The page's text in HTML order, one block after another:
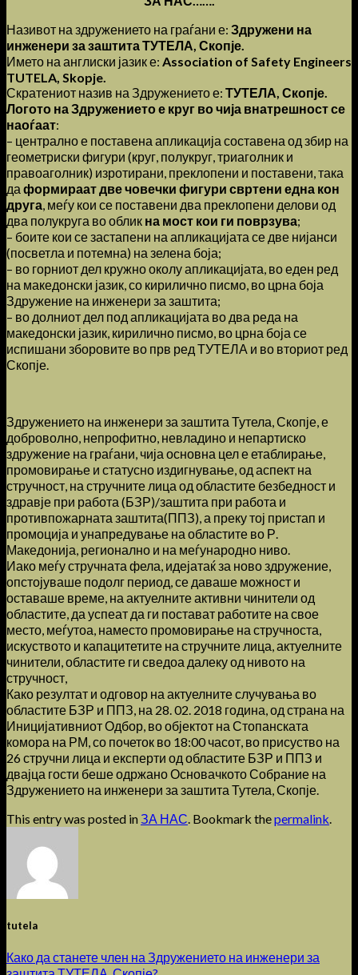
Називот на здружението на граѓани е: Здружени на
инженери за заштита ТУТЕЛА, Скопје.
Името на англиски јазик е: Association of Safety Engineers
TUTELA, Skopje.
Скратениот назив на Здружението е: ТУТЕЛА, Скопје.
Логото на Здружението е круг во чија внатрешност се
наоѓаат:
– централно е поставена апликација составена од збир на
геометриски фигури (круг, полукруг, триаголник и
правоаголник) изротирани, преклопени и поставени, така
да формираат две човечки фигури свртени една кон
друга, меѓу кои се поставени два преклопени делови од
два полукруга во облик на мост кои ги поврзува;
– боите кои се застапени на апликацијата се две нијанси
(посветла и потемна) на зелена боја;
– во горниот дел кружно околу апликацијата, во еден ред
на македонски јазик, со кирилично писмо, во црна боја
Здружение на инженери за заштита;
– во долниот дел под апликацијата во два реда на
македонски јазик, кирилично писмо, во црна боја се
испишани зборовите во прв ред ТУТЕЛА и во вториот ред
Скопје.
Здружението на инженери за заштита Тутела, Скопје, е
доброволно, непрофитно, невладино и непартиско
здружение на граѓани, чија основна цел е етаблирање,
промовирање и статусно издигнување, од аспект на
стручност, на стручните лица од областите безбедност и
здравје при работа (БЗР)/заштита при работа и
противпожарната заштита(ППЗ), а преку тој пристап и
промоција и унапредување на областите во Р.
Македонија, регионално и на меѓународно ниво.
Иако меѓу стручната фела, идејатаќ за ново здружение,
опстојуваше подолг период, се даваше можност и
оставаше време, на актуелните активни чинители од
областите, да успеат да ги постават работите на свое
место, меѓутоа, наместо промовирање на стручноста,
искуството и капацитетите на стручните лица, актуелните
чинители, областите ги сведоа далеку од нивото на
стручност,
Како резултат и одговор на актуелните случувања во
областите БЗР и ППЗ, на 28. 02. 2018 година, од страна на
Иницијативниот Одбор, во објектот на Стопанската
комора на РМ, со почеток во 18:00 часот, во присуство на
26 стручни лица и експерти од областите БЗР и ППЗ и
двајца гости беше одржано Основачкото Собрание на
Здружението на инженери за заштита Тутела, Скопје.
This entry was posted inЗА НАС. Bookmark thepermalink.
tutela
Како да станете член на Здружението на инженери за